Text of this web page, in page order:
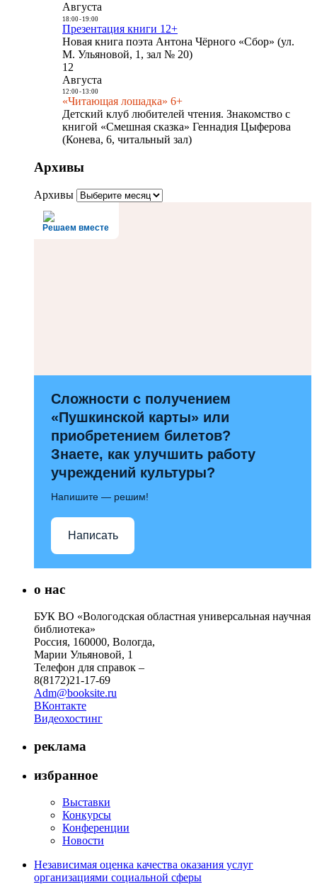
Августа
18:00- 19:00
Презентация книги 12+
Новая книга поэта Антона Чёрного «Сбор» (ул.
М. Ульяновой, 1, зал № 20)
12
Августа
12:00- 13:00
«Читающая лошадка» 6+
Детский клуб любителей чтения. Знакомство с
книгой «Смешная сказка» Геннадия Цыферова
(Конева, 6, читальный зал)
Архивы
Архивы
Решаем вместе
Сложности с получением
«Пушкинской карты» или
приобретением билетов?
Знаете, как улучшить работу
учреждений культуры?
Напишите — решим!
Написать
о нас
БУК ВО «Вологодская областная универсальная научная
библиотека»
Россия, 160000, Вологда,
Марии Ульяновой, 1
Телефон для справок –
8(8172)21-17-69
Adm@booksite.ru
ВКонтакте
Видеохостинг
реклама
избранное
Выставки
Конкурсы
Конференции
Новости
Независимая оценка качества оказания услуг
организациями социальной сферы